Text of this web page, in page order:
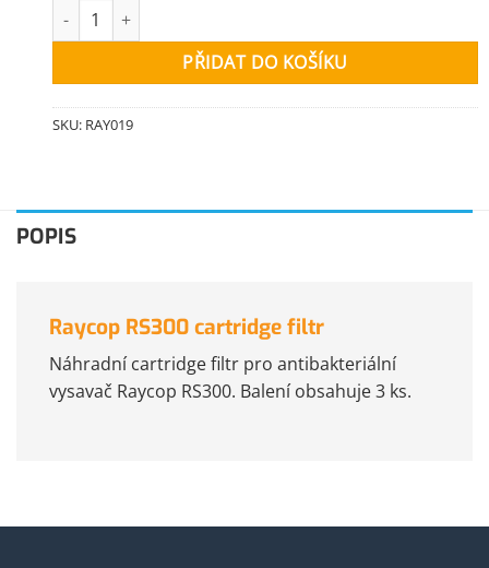
Raycop RS300 cartridge filtr množství
PŘIDAT DO KOŠÍKU
SKU: RAY019
POPIS
Raycop RS300 cartridge filtr
Náhradní cartridge filtr pro antibakteriální
vysavač Raycop RS300. Balení obsahuje 3 ks.